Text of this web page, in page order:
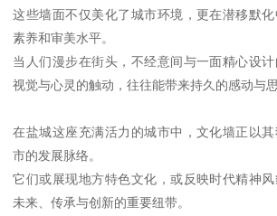
这些墙面不仅美化了城市环境，更在潜移默
素养和审美水平。
当人们漫步在街头，不经意间与一面精心设
视觉与心灵的触动，往往能带来持久的感动与思
在盐城这座充满活力的城市中，文化墙正以
市的发展脉络。
它们或展现地方特色文化，或反映时代精神
未来、传承与创新的重要纽带。